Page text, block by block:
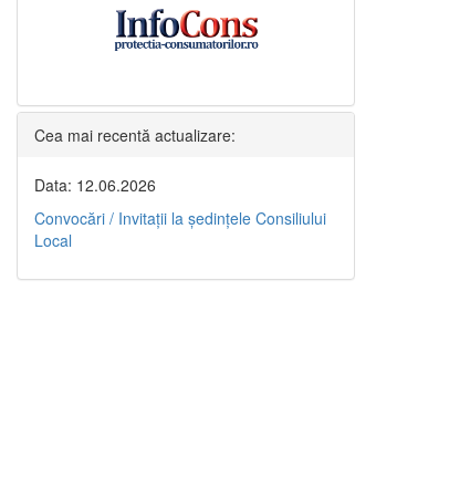
Cea mai recentă actualizare:
Data: 12.06.2026
Convocări / Invitaţii la şedinţele Consiliului
Local